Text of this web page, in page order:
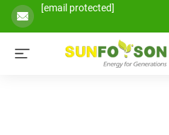
[email protected]